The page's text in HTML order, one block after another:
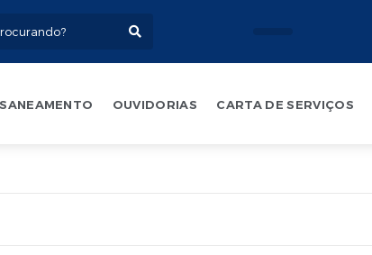
SANEAMENTO OUVIDORIAS CARTA DE SERVIÇOS